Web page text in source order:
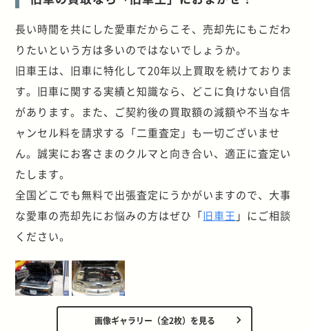
長い時間を共にした愛車だからこそ、売却先にもこだわ
りたいという方は多いのではないでしょうか。
旧車王は、旧車に特化して20年以上買取を続けておりま
す。旧車に関する実績と知識なら、どこに負けない自信
があります。また、ご契約後の買取額の減額や不当なキ
ャンセル料を請求する「二重査定」も一切ございませ
ん。誠実にお客さまのクルマと向き合い、適正に査定い
たします。
全国どこでも無料で出張査定にうかがいますので、大事
な愛車の売却先にお悩みの方はぜひ「旧車王 」にご相談
ください。
画像ギャラリー（全2枚）を見る